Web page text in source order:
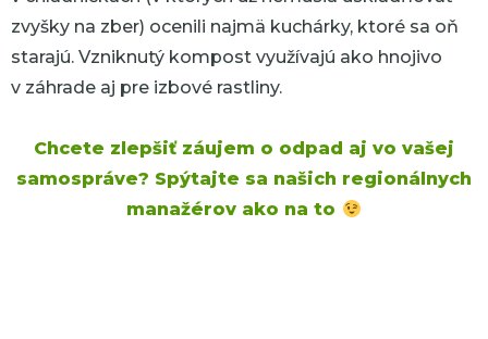
zvyšky na zber) ocenili najmä kuchárky, ktoré sa oň
starajú. Vzniknutý kompost využívajú ako hnojivo
v záhrade aj pre izbové rastliny.
Chcete zlepšiť záujem o odpad aj vo vašej
samospráve? Spýtajte sa našich regionálnych
manažérov ako na to